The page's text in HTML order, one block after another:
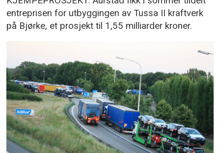
entreprisen for utbyggingen av Tussa II kraftverk
på Bjørke, et prosjekt til 1,55 milliarder kroner.